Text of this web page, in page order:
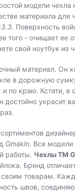
модели
материала для
Поверхность
того - очищает ее
свой ноутбук из
материал. Он
в дорожную
и по краю. Кстати,
достойно украсит
Gmakin. Все
работы. Чехлы ТМ
Бренд
товарам.
швов,